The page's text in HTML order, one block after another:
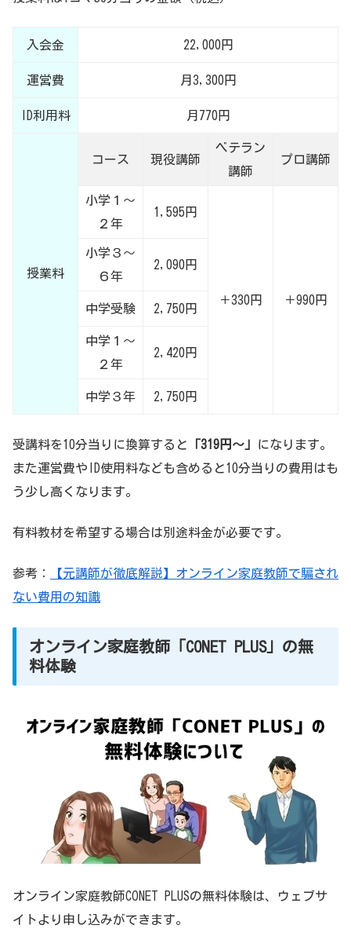
入会金 22,000円
運営費 月3,300円
ID利用料 月770円
授業料
コース 現役講師
ベテラン
講師
プロ講師
小学１～
２年
1,595円
＋330円 ＋990円
小学３～
６年
2,090円
中学受験 2,750円
中学１～
２年
2,420円
中学３年 2,750円
受講料を10分当りに換算すると 「319円～」
になります。
また運営費やID使用料なども含めると10分当りの費用はも
う少し高くなります。
有料教材を希望する場合は別途料金が必要です。
参考：
【元講師が徹底解説】オンライン家庭教師で騙され
ない費用の知識
オンライン家庭教師「CONET PLUS」の無
料体験
オンライン家庭教師CONET PLUSの無料体験は、ウェブサ
イトより申し込みができます。